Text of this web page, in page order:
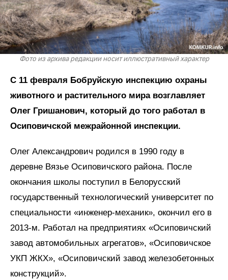
Фото из архива редакции носит иллюстративный характер
С 11 февраля Бобруйскую инспекцию охраны
животного и растительного мира возглавляет
Олег Гришанович, который до того работал в
Осиповичской межрайонной инспекции.
Олег Александрович родился в 1990 году в
деревне Вязье Осиповичского района. После
окончания школы поступил в Белорусский
государственный технологический университет по
специальности «инженер-механик», окончил его в
2013-м. Работал на предприятиях «Осиповичский
завод автомобильных агрегатов», «Осиповичское
УКП ЖКХ», «Осиповичский завод железобетонных
конструкций».